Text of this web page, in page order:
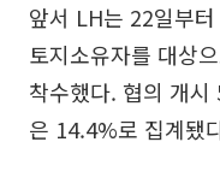
앞서 LH는 22일부
토지소유자를 대상
착수했다. 협의 개
은 14.4%로 집계됐